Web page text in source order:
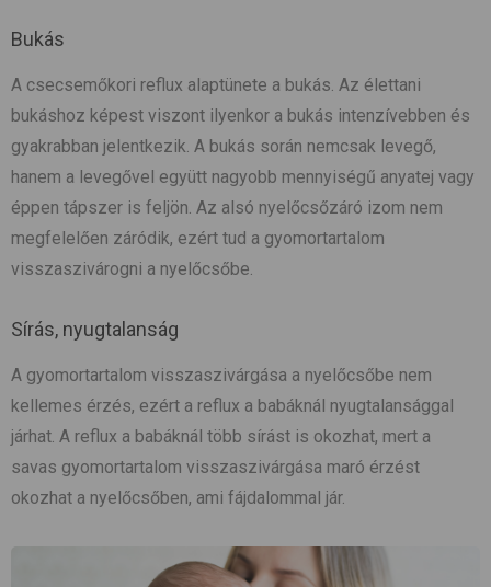
Bukás
A csecsemőkori reflux alaptünete a bukás. Az élettani
bukáshoz képest viszont ilyenkor a bukás intenzívebben és
gyakrabban jelentkezik. A bukás során nemcsak levegő,
hanem a levegővel együtt nagyobb mennyiségű anyatej vagy
éppen tápszer is feljön. Az alsó nyelőcsőzáró izom nem
megfelelően záródik, ezért tud a gyomortartalom
visszaszivárogni a nyelőcsőbe.
Sírás, nyugtalanság
A gyomortartalom visszaszivárgása a nyelőcsőbe nem
kellemes érzés, ezért a reflux a babáknál nyugtalansággal
járhat. A reflux a babáknál több sírást is okozhat, mert a
savas gyomortartalom visszaszivárgása maró érzést
okozhat a nyelőcsőben, ami fájdalommal jár.